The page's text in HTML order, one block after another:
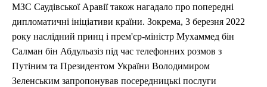
МЗС Саудівської Аравії також нагадало про попередні
дипломатичні ініціативи країни. Зокрема, 3 березня 2022
року наслідний принц і прем'єр-міністр Мухаммед бін
Салман бін Абдульазіз під час телефонних розмов з
Путіним та Президентом України Володимиром
Зеленським запропонував посередницькі послуги